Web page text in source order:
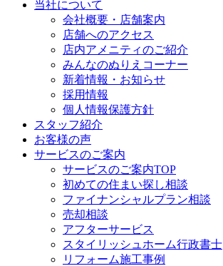
当社について
会社概要・店舗案内
店舗へのアクセス
店内アメニティのご紹介
みんなのぬりえコーナー
新着情報・お知らせ
採用情報
個人情報保護方針
スタッフ紹介
お客様の声
サービスのご案内
サービスのご案内TOP
初めての住まい探し相談
ファイナンシャルプラン相談
売却相談
アフターサービス
スタイリッシュホーム行政書士
リフォーム施工事例